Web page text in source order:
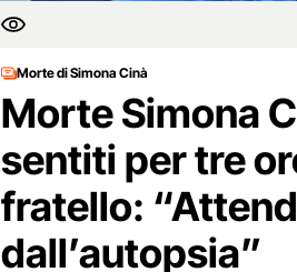
Morte di Simona Cinà
Morte Simona
sentiti per tre
fratello:
dall’autopsia”